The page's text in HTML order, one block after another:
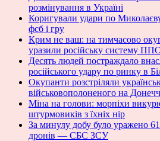
розмінування в Україні
Коригували удари по
фсб і гру
Крим не ваш: на тимчасово
уразили російську систему
Десять людей постраждало
російського удару по ринку в
Окупанти розстріляли
військовополоненого на
Міна на голови: морпіхи
штурмовиків з їхніх нір
За минулу добу було уражено
дронів — СБС ЗСУ